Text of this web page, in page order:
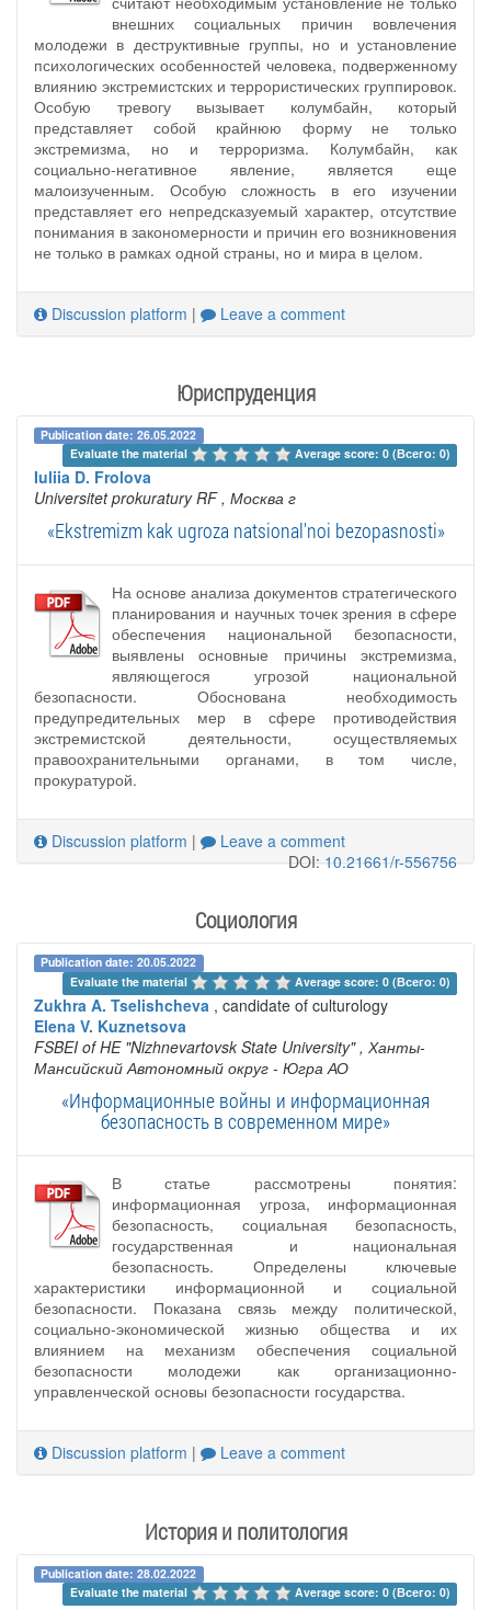
внешних социальных причин вовлечения
молодежи в деструктивные группы, но и установление
психологических особенностей человека, подверженному
влиянию экстремистских и террористических группировок.
Особую тревогу вызывает колумбайн, который
представляет собой крайнюю форму не только
экстремизма, но и терроризма. Колумбайн, как
социально-негативное явление, является еще
малоизученным. Особую сложность в его изучении
представляет его непредсказуемый характер, отсутствие
понимания в закономерности и причин его возникновения
не только в рамках одной страны, но и мира в целом.
Discussion platform | Leave a comment
Юриспруденция
Publication date: 26.05.2022
Evaluate the material
Average score: 0 (Всего: 0)
Iuliia D. Frolova
Universitet prokuratury RF , Москва г
«Ekstremizm kak ugroza natsional'noi bezopasnosti»
На основе анализа документов стратегического
планирования и научных точек зрения в сфере
обеспечения национальной безопасности,
выявлены основные причины экстремизма,
являющегося угрозой национальной
безопасности. Обоснована необходимость
предупредительных мер в сфере противодействия
экстремистской деятельности, осуществляемых
правоохранительными органами, в том числе,
прокуратурой.
Discussion platform |
Leave a comment
DOI:10.21661/r-556756
Социология
Publication date: 20.05.2022
Evaluate the material
Average score: 0 (Всего: 0)
Zukhra A. Tselishcheva , candidate of culturology
Elena V. Kuznetsova
FSBEI of HE "Nizhnevartovsk State University" , Ханты-
Мансийский Автономный округ - Югра АО
«Информационные войны и информационная
безопасность в современном мире»
В статье рассмотрены понятия:
информационная угроза, информационная
безопасность, социальная безопасность,
государственная и национальная
безопасность. Определены ключевые
характеристики информационной и социальной
безопасности. Показана связь между политической,
социально-экономической жизнью общества и их
влиянием на механизм обеспечения социальной
безопасности молодежи как организационно-
управленческой основы безопасности государства.
Discussion platform | Leave a comment
История и политология
Publication date: 28.02.2022
Evaluate the material
Average score: 0 (Всего: 0)